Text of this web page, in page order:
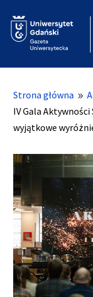
Strona główna 9
IV Gala
wyjątkowe